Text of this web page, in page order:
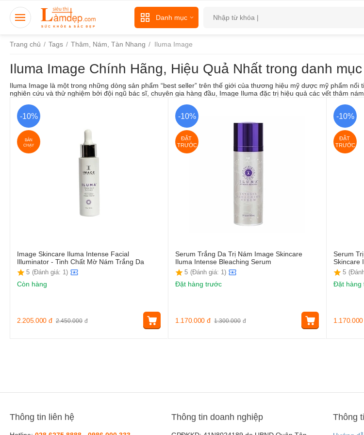
Danh mục
Trang chủ / Tags / Thâm, Nám, Tàn Nhang / Iluma Image
Iluma Image Chính Hãng, Hiệu Quả Nhất trong danh
Iluma Image là một trong những dòng sản phẩm “best seller” trên thế giới của thương hiệu mỹ dược mỹ phẩm
nghiên cứu và thử nghiệm bởi đội ngũ bác sĩ, chuyên gia hàng đầu, Image Iluma đặc trị hiệu quả các vết thâm
-10%
BÁN
CHẠY
Image Skincare Iluma Intense Facial
Illuminator - Tinh Chất Mờ Nám Trắng Da
5 (Đánh giá: 1)
Còn hàng
2.450.000 đ
2.205.000 đ
-10%
ĐẶT
TRƯỚC
Serum Trắng Da Trị Nám Image Skincare
Iluma Intense Bleaching Serum
5 (Đánh giá: 1)
Đặt hàng trước
1.300.000 đ
1.170.000 đ
-10%
ĐẶT
TRƯỚC
Serum
Skincare
5
Đặt hàng
1.170.000
Thông tin liên hệ Thông tin doanh nghiệp Thông